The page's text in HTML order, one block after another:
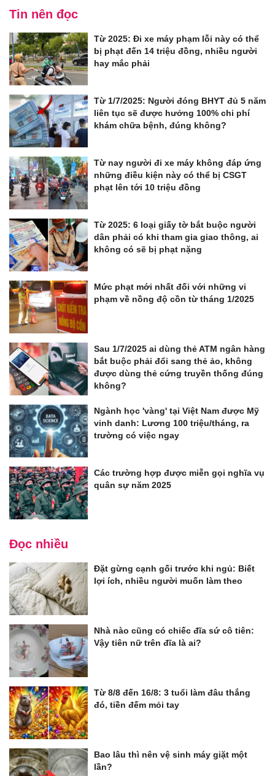
Tin nên đọc
Từ 2025: Đi xe máy phạm lỗi này có thể
bị phạt đến 14 triệu đồng, nhiều người
hay mắc phải
Từ 1/7/2025: Người đóng BHYT đủ 5 năm
liên tục sẽ được hưởng 100% chi phí
khám chữa bệnh, đúng không?
Từ nay người đi xe máy không đáp ứng
những điều kiện này có thể bị CSGT
phạt lên tới 10 triệu đồng
Từ 2025: 6 loại giấy tờ bắt buộc người
dân phải có khi tham gia giao thông, ai
không có sẽ bị phạt nặng
Mức phạt mới nhất đối với những vi
phạm về nồng độ cồn từ tháng 1/2025
Sau 1/7/2025 ai dùng thẻ ATM ngân hàng
bắt buộc phải đổi sang thẻ ảo, không
được dùng thẻ cứng truyền thống đúng
không?
Ngành học 'vàng' tại Việt Nam được Mỹ
vinh danh: Lương 100 triệu/tháng, ra
trường có việc ngay
Các trường hợp được miễn gọi nghĩa vụ
quân sự năm 2025
Đọc nhiều
Đặt gừng cạnh gối trước khi ngủ: Biết
lợi ích, nhiều người muốn làm theo
Nhà nào cũng có chiếc đĩa sứ cô tiên:
Vậy tiên nữ trên đĩa là ai?
Từ 8/8 đến 16/8: 3 tuổi làm đâu thắng
đó, tiền đếm mỏi tay
Bao lâu thì nên vệ sinh máy giặt một
lần?